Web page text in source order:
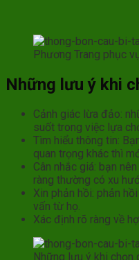
Phương Trang phục
Những lưu ý khi
Cảnh giác lừa đảo:
suốt trong việc lựa
Tìm hiểu thông tin:
quan trọng khác thì
Cân nhắc giá: bạn
ràng thường có xu
Xin phản hồi: phản
vấn từ họ.
Xác định rõ ràng về
Những lưu ý khi chọn